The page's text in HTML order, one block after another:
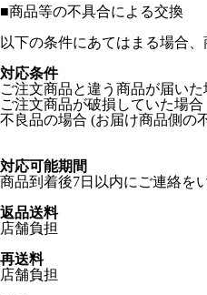
■商品等の不具合による交換
以下の条件にあてはまる場合、
対応条件
ご注文商品と違う商品が届いた
ご注文商品が破損していた場合
不良品の場合 (お届け商品側の
対応可能期間
商品到着後7日以内にご連絡を
返品送料
店舗負担
再送料
店舗負担